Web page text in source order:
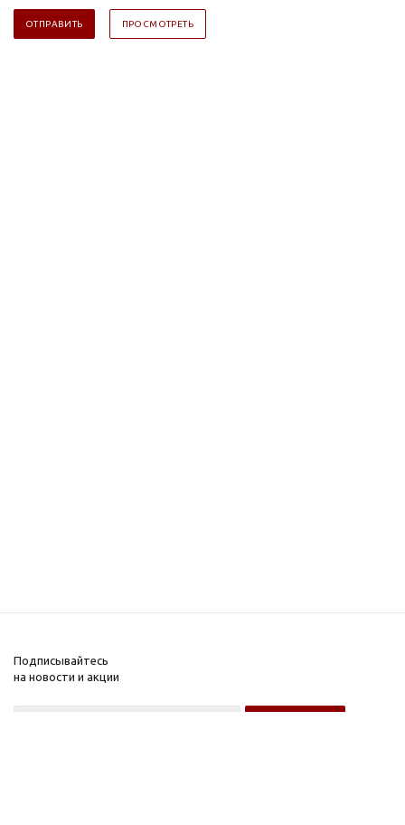
Подписывайтесь
на новости и акции